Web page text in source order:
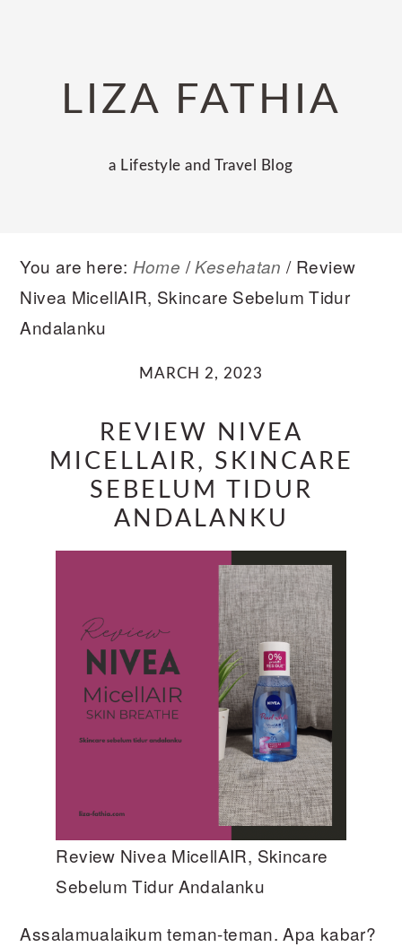
navigationLIZA FATHIA
a Lifestyle and Travel Blog
You are here: Home / Kesehatan /Review
Nivea MicellAIR, Skincare Sebelum Tidur
Andalanku
MARCH 2, 2023
REVIEW NIVEA
MICELLAIR, SKINCARE
SEBELUM TIDUR
ANDALANKU
Review Nivea MicellAIR, Skincare
Sebelum Tidur Andalanku
Assalamualaikum teman-teman. Apa kabar?